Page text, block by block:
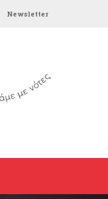
Newsletter